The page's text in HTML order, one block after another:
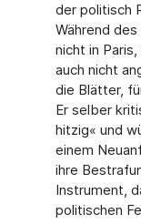
der politisch
Während
nicht in
auch nicht
die Blätter,
Er selber
hitzig« und
einem
ihre
Instrument,
politischen